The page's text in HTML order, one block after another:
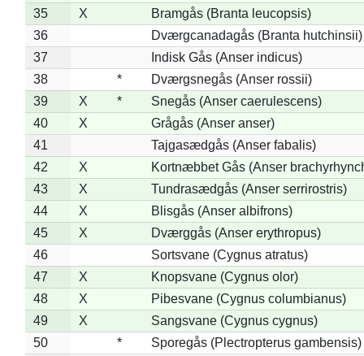
35
X
Bramgås (Branta leucopsis)
36
Dværgcanadagås (Branta hutchinsii)
37
Indisk Gås (Anser indicus)
38
*
Dværgsnegås (Anser rossii)
39
X *
Snegås (Anser caerulescens)
40
X
Grågås (Anser anser)
41
Tajgasædgås (Anser fabalis)
42
X
Kortnæbbet Gås (Anser
43
X
Tundrasædgås (Anser serrirostris)
44
X
Blisgås (Anser albifrons)
45
X
Dværggås (Anser erythropus)
46
Sortsvane (Cygnus atratus)
47
X
Knopsvane (Cygnus olor)
48
X
Pibesvane (Cygnus columbianus)
49
X
Sangsvane (Cygnus cygnus)
50
*
Sporegås (Plectropterus gambensis)